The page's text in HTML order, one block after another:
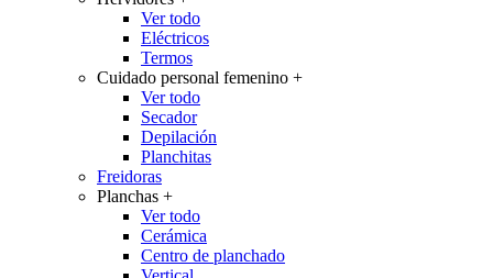
Ver todo
Eléctricos
Termos
Cuidado personal femenino +
Ver todo
Secador
Depilación
Planchitas
Freidoras
Planchas +
Ver todo
Cerámica
Centro de planchado